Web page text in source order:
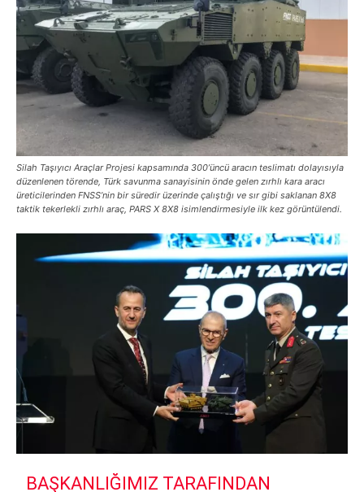
Silah Taşıyıcı Araçlar Projesi kapsamında 300’üncü aracın teslimatı dolayısıyla
düzenlenen törende, Türk savunma sanayisinin önde gelen zırhlı kara aracı
üreticilerinden FNSS’nin bir süredir üzerinde çalıştığı ve sır gibi saklanan 8X8
taktik tekerlekli zırhlı araç, PARS X 8X8 isimlendirmesiyle ilk kez görüntülendi.
BAŞKANLIĞIMIZ TARAFINDAN